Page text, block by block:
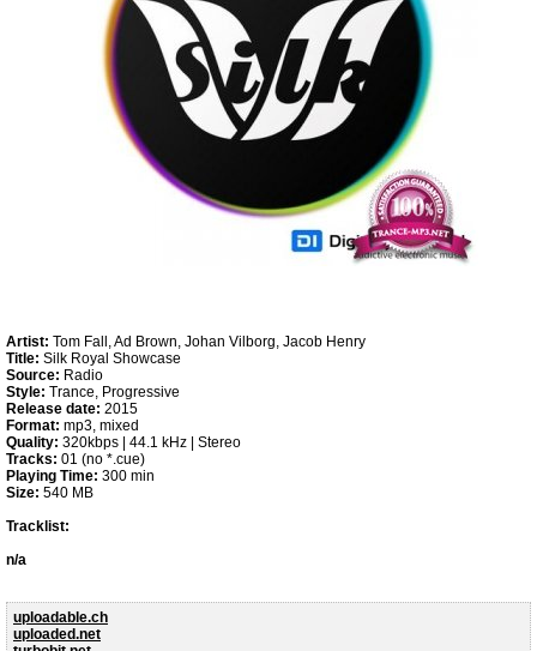
Artist: Tom Fall, Ad Brown, Johan Vilborg, Jacob Henry
Title: Silk Royal Showcase
Source: Radio
Style: Trance, Progressive
Release date: 2015
Format: mp3, mixed
Quality: 320kbps | 44.1 kHz | Stereo
Tracks: 01 (no *.cue)
Playing Time: 300 min
Size: 540 MB
Tracklist:
n/a
uploadable.ch
uploaded.net